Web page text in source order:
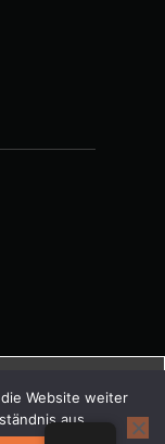
Website weiter
aus.